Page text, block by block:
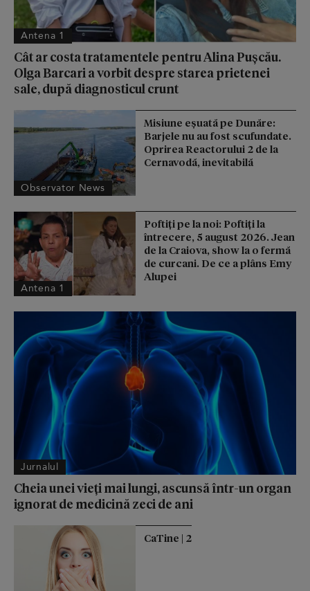
Antena 1
Cât ar costa tratamentele pentru Alina Pușcău.
Olga Barcari a vorbit despre starea prietenei
sale, după diagnosticul crunt
Observator News
Misiune eșuată pe Dunăre:
Barjele nu au fost scufundate.
Oprirea Reactorului 2 de la
Cernavodă, inevitabilă
Antena 1
Poftiți pe la noi: Poftiți la
întrecere, 5 august 2026. Jean
de la Craiova, show la o fermă
de curcani. De ce a plâns Emy
Alupei
Jurnalul
Cheia unei vieți mai lungi, ascunsă într-un organ
ignorat de medicină zeci de ani
CaTine | 2